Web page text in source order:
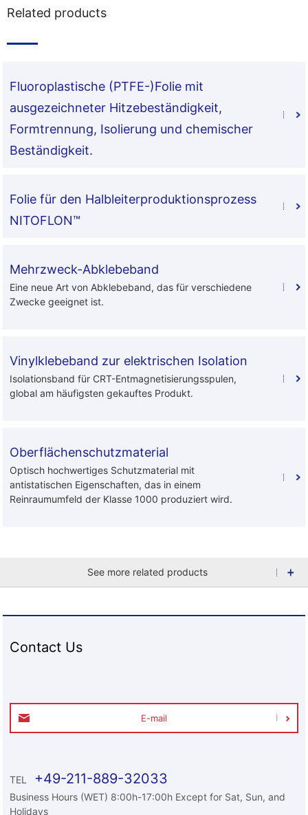
Related products
Fluoroplastische (PTFE-)Folie mit
ausgezeichneter Hitzebeständigkeit,
Formtrennung, Isolierung und chemischer
Beständigkeit.
Folie für den Halbleiterproduktionsprozess
NITOFLON™
Mehrzweck-Abklebeband
Eine neue Art von Abklebeband, das für verschiedene
Zwecke geeignet ist.
Vinylklebeband zur elektrischen Isolation
Isolationsband für CRT-Entmagnetisierungsspulen,
global am häufigsten gekauftes Produkt.
Oberflächenschutzmaterial
Optisch hochwertiges Schutzmaterial mit
antistatischen Eigenschaften, das in einem
Reinraumumfeld der Klasse 1000 produziert wird.
See more related products
Contact Us
E-mail
TEL +49-211-889-32033
Business Hours (WET) 8:00h-17:00h Except for Sat, Sun, and
Holidays